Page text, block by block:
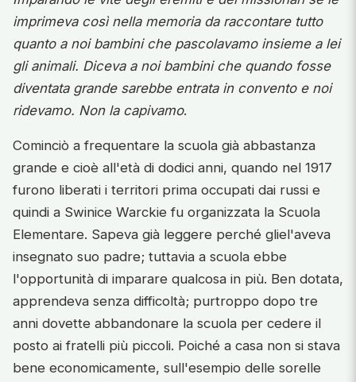
imprimeva così nella memoria da raccontare tutto
quanto a noi bambini che pascolavamo insieme a lei
gli animali. Diceva a noi bambini che quando fosse
diventata grande sarebbe entrata in convento e noi
ridevamo. Non la capivamo.
Cominciò a frequentare la scuola già abbastanza
grande e cioè all'età di dodici anni, quando nel 1917
furono liberati i territori prima occupati dai russi e
quindi a Swinice Warckie fu organizzata la Scuola
Elementare. Sapeva già leggere perché gliel'aveva
insegnato suo padre; tuttavia a scuola ebbe
l'opportunità di imparare qualcosa in più. Ben dotata,
apprendeva senza difficoltà; purtroppo dopo tre
anni dovette abbandonare la scuola per cedere il
posto ai fratelli più piccoli. Poiché a casa non si stava
bene economicamente, sull'esempio delle sorelle